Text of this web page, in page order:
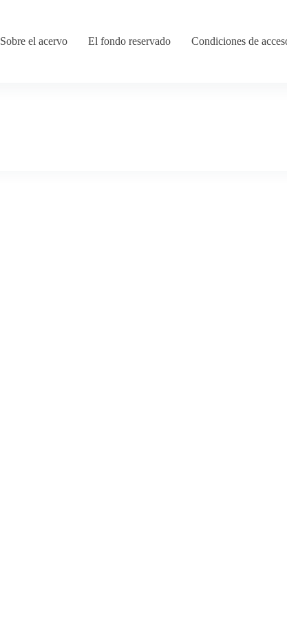
Sobre el acervo El fondo reservado Condiciones de